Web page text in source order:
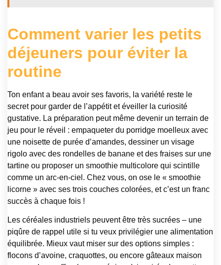
Comment varier les petits
déjeuners pour éviter la
routine
Ton enfant a beau avoir ses favoris, la variété reste le
secret pour garder de l’appétit et éveiller la curiosité
gustative. La préparation peut même devenir un terrain de
jeu pour le réveil : empaqueter du porridge moelleux avec
une noisette de purée d’amandes, dessiner un visage
rigolo avec des rondelles de banane et des fraises sur une
tartine ou proposer un smoothie multicolore qui scintille
comme un arc-en-ciel. Chez vous, on ose le « smoothie
licorne » avec ses trois couches colorées, et c’est un franc
succès à chaque fois !
Les céréales industriels peuvent être très sucrées – une
piqûre de rappel utile si tu veux privilégier une alimentation
équilibrée. Mieux vaut miser sur des options simples :
flocons d’avoine, craquottes, ou encore gâteaux maison